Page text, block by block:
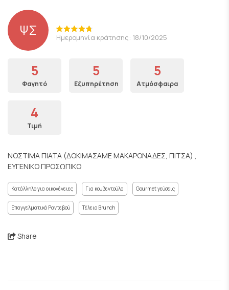
ΨΣ Ημερομηνία κράτησης: 18/10/2025
5
Φαγητό
5
Εξυπηρέτηση
5
Ατμόσφαιρα
4
Τιμή
ΝΟΣΤΙΜΑ ΠΙΑΤΑ (ΔΟΚΙΜΑΣΑΜΕ ΜΑΚΑΡΟΝΑΔΕΣ, ΠΙΤΣΑ) ,
ΕΥΓΕΝΙΚΟ ΠΡΟΣΩΠΙΚΟ
Κατάλληλο για οικογένειες Για κουβεντούλα Gourmet γεύσεις
Επαγγελματικό Ραντεβού Τέλειο Brunch
Share